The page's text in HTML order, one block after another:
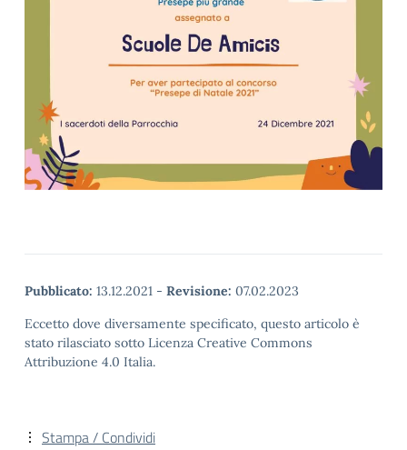
Pubblicato: 13.12.2021 - Revisione: 07.02.2023
Eccetto dove diversamente specificato, questo articolo è
stato rilasciato sotto Licenza Creative Commons
Attribuzione 4.0 Italia.
Stampa / Condividi